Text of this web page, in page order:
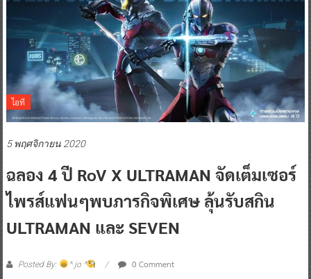
ไอที
5 พฤศจิกายน 2020
ฉลอง 4 ปี RoV X ULTRAMAN จัดเต็มเซอร์
ไพรส์แฟนๆพบภารกิจพิเศษ ลุ้นรับสกิน
ULTRAMAN และ SEVEN
Posted By: ^ jo ^ 0 Comment